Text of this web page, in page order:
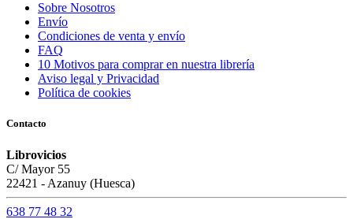
Sobre Nosotros
Envío
Condiciones de venta y envío
FAQ
10 Motivos para comprar en nuestra librería
Aviso legal y Privacidad
Política de cookies
Contacto
Librovicios
C/ Mayor 55
22421 - Azanuy (Huesca)
638 77 48 32